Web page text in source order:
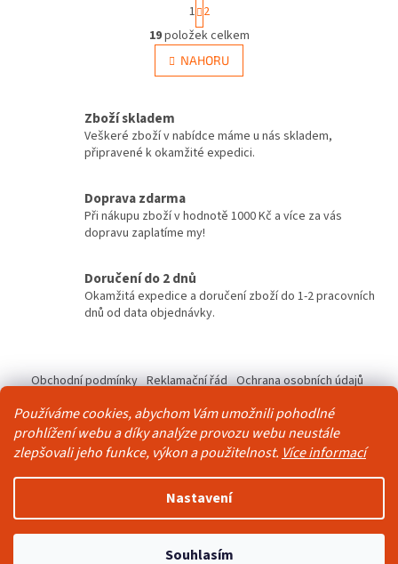
Používáme cookies, abychom Vám umožnili pohodlné
prohlížení webu a díky analýze provozu webu neustále
zlepšovali jeho funkce, výkon a použitelnost. Více informací
Nastavení
Souhlasím
O
v
l
á
c
í
p
k
y
i
s
t
r
á
n
k
n
í
1 2
19položek celkem
NAHORU
Zboží skladem
Veškeré zboží v nabídce máme u nás skladem,
připravené k okamžité expedici.
Doprava zdarma
Při nákupu zboží v hodnotě 1000 Kč a více za vás
dopravu zaplatíme my!
Doručení do 2 dnů
Okamžitá expedice a doručení zboží do 1-2 pracovních
dnů od data objednávky.
p
Obchodní podmínky Reklamační řád Ochrana osobních údajů
Copyright 2026Živá Zeď. Všechna práva vyhrazena.Upravit
nastavení cookies